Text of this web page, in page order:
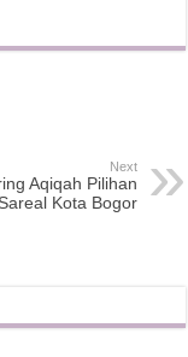
Next
Aqiqah Pilihan
Kota Bogor